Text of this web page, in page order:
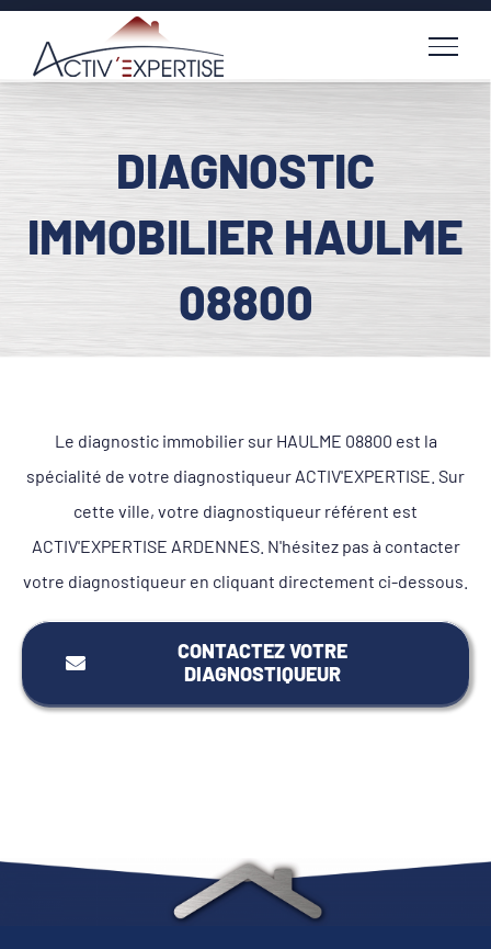
Passer
contenu
DIAGNOSTIC
IMMOBILIER HAULME
08800
Le diagnostic immobilier sur HAULME 08800 est la
spécialité de votre diagnostiqueur ACTIV'EXPERTISE. Sur
cette ville, votre diagnostiqueur référent est
ACTIV'EXPERTISE ARDENNES. N'hésitez pas à contacter
votre diagnostiqueur en cliquant directement ci-dessous.
CONTACTEZ VOTRE
DIAGNOSTIQUEUR